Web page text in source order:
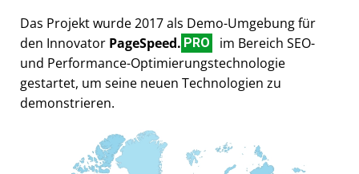
Das Projekt wurde 2017 als Demo-Umgebung für
den Innovator PageSpeed. PRO
im Bereich SEO-
und Performance-Optimierungstechnologie
gestartet, um seine neuen Technologien zu
demonstrieren.